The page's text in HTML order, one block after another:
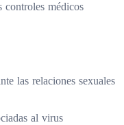
controles médicos
las relaciones sexuales
al virus